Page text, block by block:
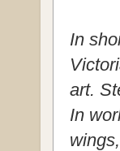
In
art.
In